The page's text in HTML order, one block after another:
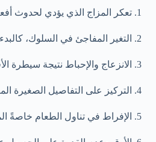
تعكر المزاج الذي يؤدي لحدوث
التغير المفاجئ في السلوك،
الانزعاج والإحباط نتيجة سيطرة
التركيز على التفاصيل الصغيرة
الإفراط في تناول الطعام خاصةً